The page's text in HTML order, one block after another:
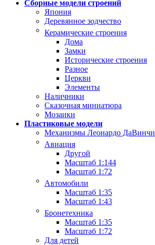
Сборные модели строений
Япония
Деревянное зодчество
Керамические строения
Дома
Замки
Исторические строения
Разное
Церкви
Элементы
Наличники
Сказочная миниатюра
Мозаики
Пластиковые модели
Механизмы Леонардо ДаВинчи
Авиация
Другой
Масштаб 1:144
Масштаб 1:72
Автомобили
Масштаб 1:35
Масштаб 1:43
Бронетехника
Масштаб 1:35
Масштаб 1:72
Для детей